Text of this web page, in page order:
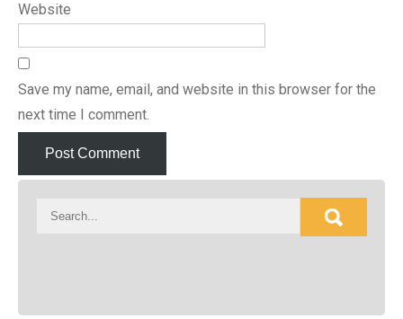
Website
Save my name, email, and website in this browser for the
next time I comment.